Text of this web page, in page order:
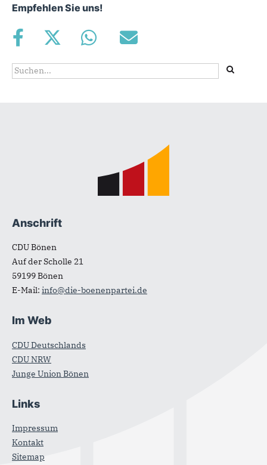
Empfehlen Sie uns!
Suchformular
Suche
Anschrift
CDU Bönen
Auf der Scholle 21
59199Bönen
E-Mail: info@die-boenenpartei.de
Im Web
CDU Deutschlands
CDU NRW
Junge Union Bönen
Links
Impressum
Kontakt
Sitemap